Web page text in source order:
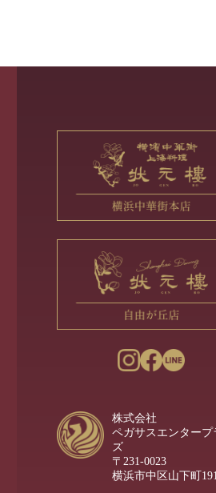
株式会社
ペガサスエンタープ
ズ
〒231-0023
横浜市中区山下町